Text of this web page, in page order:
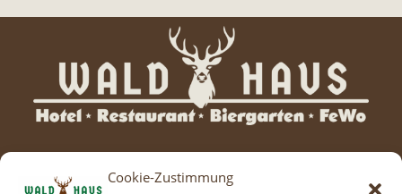
Cookie-Zustimmung